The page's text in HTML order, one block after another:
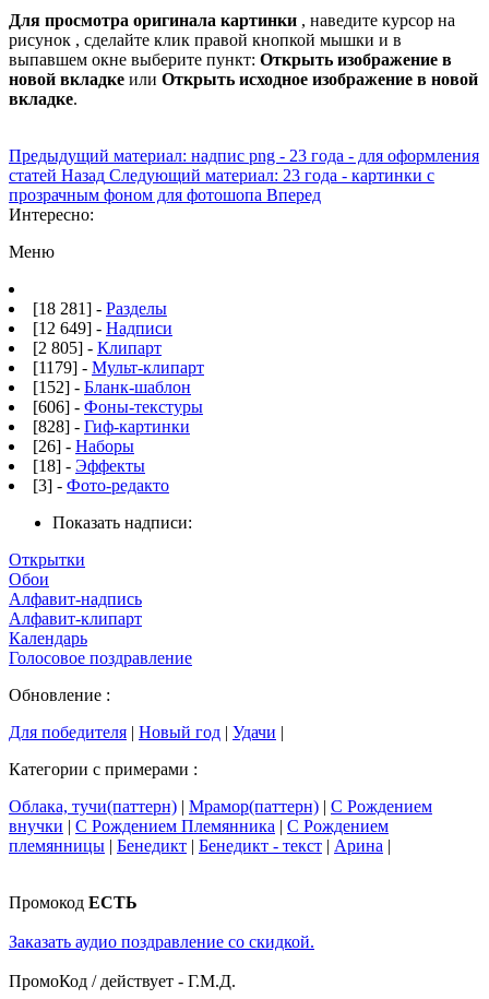
Для просмотра оригинала картинки , наведите курсор на
рисунок , сделайте клик правой кнопкой мышки и в
выпавшем окне выберите пункт: Открыть изображение в
новой вкладке или Открыть исходное изображение в новой
вкладке.
Предыдущий материал: надпис png - 23 года - для оформления
статей Назад Следующий материал: 23 года - картинки с
прозрачным фоном для фотошопа Вперед
Интересно:
Меню
[18 281] - Разделы
[12 649] - Надписи
[2 805] - Клипарт
[1179] - Мульт-клипарт
[152] - Бланк-шаблон
[606] - Фоны-текстуры
[828] - Гиф-картинки
[26] - Наборы
[18] - Эффекты
[3] - Фото-редакто
Показать надписи:
Открытки
Обои
Алфавит-надпись
Алфавит-клипарт
Календарь
Голосовое поздравление
Обновление :
Для победителя | Новый год | Удачи |
Категории с примерами :
Облака, тучи(паттерн) | Мрамор(паттерн) | С Рождением
внучки | С Рождением Племянника | С Рождением
племянницы | Бенедикт | Бенедикт - текст | Арина |
Промокод ЕСТЬ
Заказать аудио поздравление со скидкой.
ПромоКод / действует - Г.М.Д.